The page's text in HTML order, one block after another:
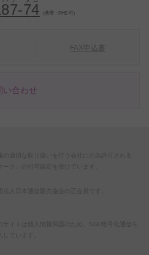
87-74 （携帯・PHS 可）
FAX申込書
い合わせ
の適切な取り扱いを行う会社にのみ許可される
ーク」の付与認定を受けています。
サイトは個人情報保護のため、SSL暗号化通信を
しています。